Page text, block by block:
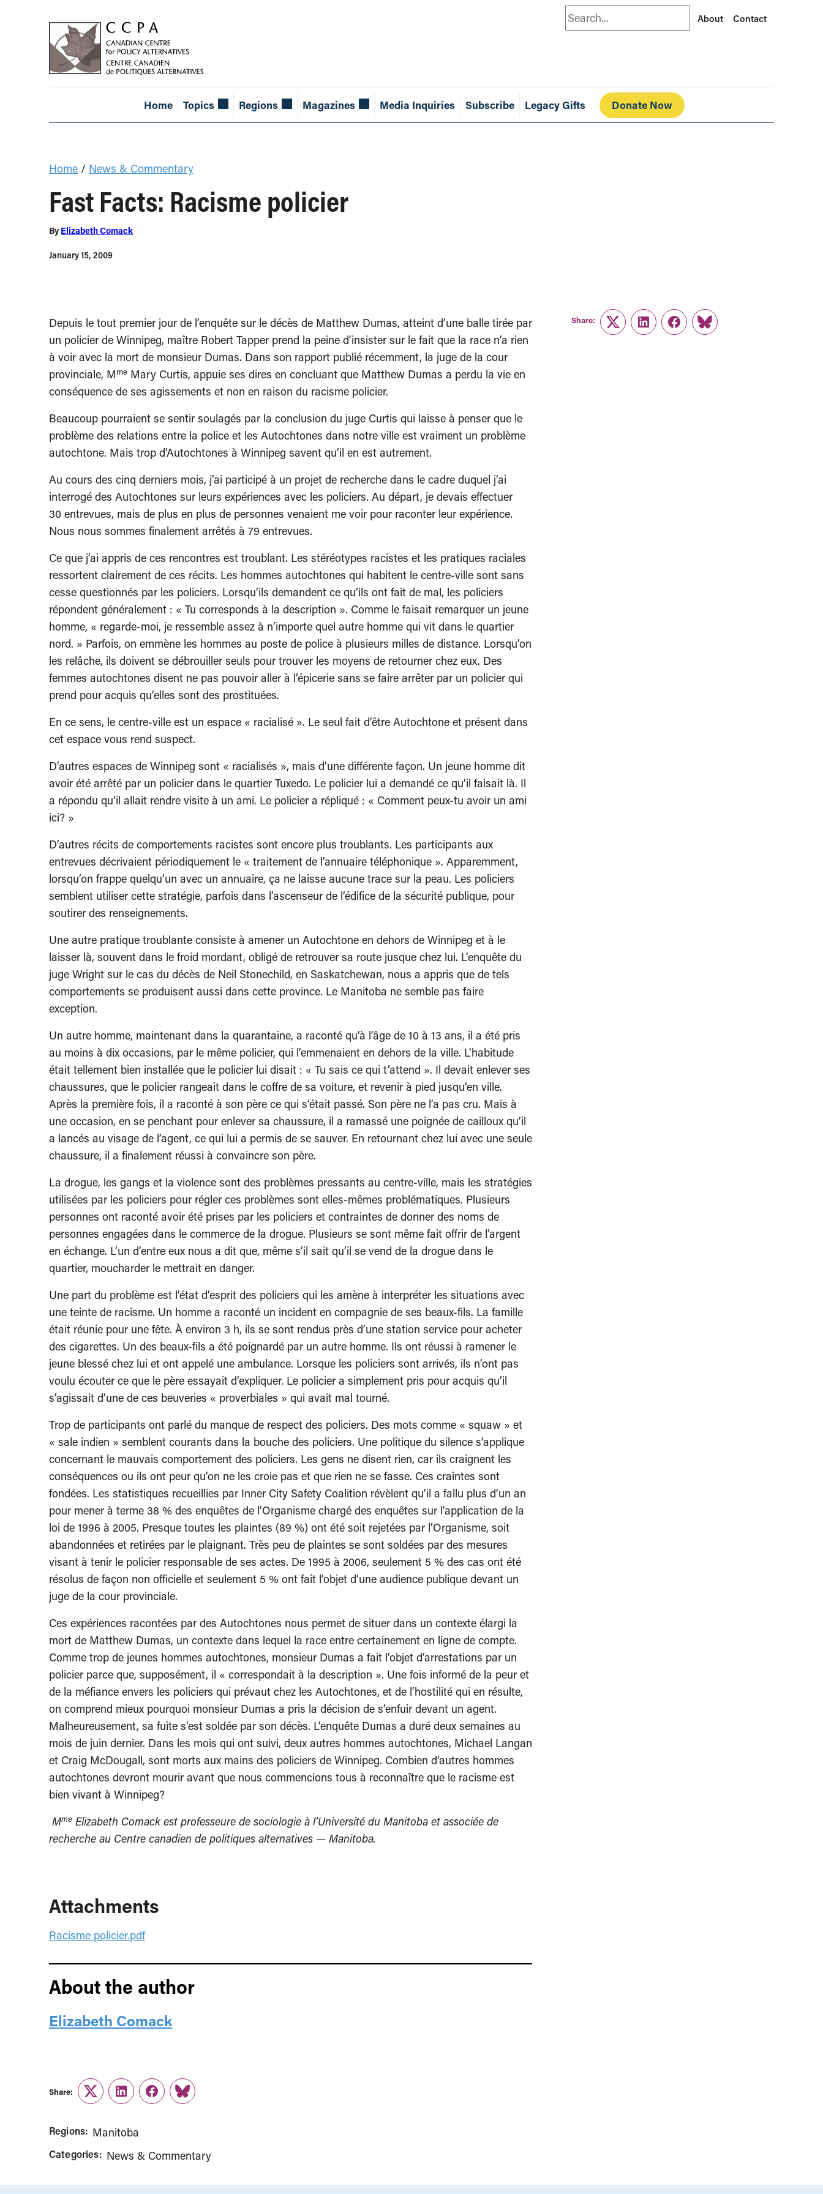
Search About Contact
Home Topics Regions Magazines Media Inquiries Subscribe Legacy Gifts Donate Now
Home / News & Commentary
Fast Facts: Racisme policier
By Elizabeth Comack
January 15, 2009
Depuis le tout premier jour de l’enquête sur le décès de Matthew Dumas, atteint d’une balle tirée par
un policier de Winnipeg, maître Robert Tapper prend la peine d’insister sur le fait que la race n’a rien
à voir avec la mort de monsieur Dumas. Dans son rapport publié récemment, la juge de la cour
provinciale, Mme Mary Curtis, appuie ses dires en concluant que Matthew Dumas a perdu la vie en
conséquence de ses agissements et non en raison du racisme policier.
Beaucoup pourraient se sentir soulagés par la conclusion du juge Curtis qui laisse à penser que le
problème des relations entre la police et les Autochtones dans notre ville est vraiment un problème
autochtone. Mais trop d’Autochtones à Winnipeg savent qu’il en est autrement.
Au cours des cinq derniers mois, j’ai participé à un projet de recherche dans le cadre duquel j’ai
interrogé des Autochtones sur leurs expériences avec les policiers. Au départ, je devais effectuer
30 entrevues, mais de plus en plus de personnes venaient me voir pour raconter leur expérience.
Nous nous sommes finalement arrêtés à 79 entrevues.
Ce que j’ai appris de ces rencontres est troublant. Les stéréotypes racistes et les pratiques raciales
ressortent clairement de ces récits. Les hommes autochtones qui habitent le centre-ville sont sans
cesse questionnés par les policiers. Lorsqu’ils demandent ce qu’ils ont fait de mal, les policiers
répondent généralement : « Tu corresponds à la description ». Comme le faisait remarquer un jeune
homme, « regarde-moi, je ressemble assez à n’importe quel autre homme qui vit dans le quartier
nord. » Parfois, on emmène les hommes au poste de police à plusieurs milles de distance. Lorsqu’on
les relâche, ils doivent se débrouiller seuls pour trouver les moyens de retourner chez eux. Des
femmes autochtones disent ne pas pouvoir aller à l’épicerie sans se faire arrêter par un policier qui
prend pour acquis qu’elles sont des prostituées.
En ce sens, le centre-ville est un espace « racialisé ». Le seul fait d’être Autochtone et présent dans
cet espace vous rend suspect.
D’autres espaces de Winnipeg sont « racialisés », mais d’une différente façon. Un jeune homme dit
avoir été arrêté par un policier dans le quartier Tuxedo. Le policier lui a demandé ce qu’il faisait là. Il
a répondu qu’il allait rendre visite à un ami. Le policier a répliqué : « Comment peux-tu avoir un ami
ici? »
D’autres récits de comportements racistes sont encore plus troublants. Les participants aux
entrevues décrivaient périodiquement le « traitement de l’annuaire téléphonique ». Apparemment,
lorsqu’on frappe quelqu’un avec un annuaire, ça ne laisse aucune trace sur la peau. Les policiers
semblent utiliser cette stratégie, parfois dans l’ascenseur de l’édifice de la sécurité publique, pour
soutirer des renseignements.
Une autre pratique troublante consiste à amener un Autochtone en dehors de Winnipeg et à le
laisser là, souvent dans le froid mordant, obligé de retrouver sa route jusque chez lui. L’enquête du
juge Wright sur le cas du décès de Neil Stonechild, en Saskatchewan, nous a appris que de tels
comportements se produisent aussi dans cette province. Le Manitoba ne semble pas faire
exception.
Un autre homme, maintenant dans la quarantaine, a raconté qu’à l’âge de 10 à 13 ans, il a été pris
au moins à dix occasions, par le même policier, qui l’emmenaient en dehors de la ville. L’habitude
était tellement bien installée que le policier lui disait : « Tu sais ce qui t’attend ». Il devait enlever ses
chaussures, que le policier rangeait dans le coffre de sa voiture, et revenir à pied jusqu’en ville.
Après la première fois, il a raconté à son père ce qui s’était passé. Son père ne l’a pas cru. Mais à
une occasion, en se penchant pour enlever sa chaussure, il a ramassé une poignée de cailloux qu’il
a lancés au visage de l’agent, ce qui lui a permis de se sauver. En retournant chez lui avec une seule
chaussure, il a finalement réussi à convaincre son père.
La drogue, les gangs et la violence sont des problèmes pressants au centre-ville, mais les stratégies
utilisées par les policiers pour régler ces problèmes sont elles-mêmes problématiques. Plusieurs
personnes ont raconté avoir été prises par les policiers et contraintes de donner des noms de
personnes engagées dans le commerce de la drogue. Plusieurs se sont même fait offrir de l’argent
en échange. L’un d’entre eux nous a dit que, même s’il sait qu’il se vend de la drogue dans le
quartier, moucharder le mettrait en danger.
Une part du problème est l’état d’esprit des policiers qui les amène à interpréter les situations avec
une teinte de racisme. Un homme a raconté un incident en compagnie de ses beaux-fils. La famille
était réunie pour une fête. À environ 3 h, ils se sont rendus près d’une station service pour acheter
des cigarettes. Un des beaux-fils a été poignardé par un autre homme. Ils ont réussi à ramener le
jeune blessé chez lui et ont appelé une ambulance. Lorsque les policiers sont arrivés, ils n’ont pas
voulu écouter ce que le père essayait d’expliquer. Le policier a simplement pris pour acquis qu’il
s’agissait d’une de ces beuveries « proverbiales » qui avait mal tourné.
Trop de participants ont parlé du manque de respect des policiers. Des mots comme « squaw » et
« sale indien » semblent courants dans la bouche des policiers. Une politique du silence s’applique
concernant le mauvais comportement des policiers. Les gens ne disent rien, car ils craignent les
conséquences ou ils ont peur qu’on ne les croie pas et que rien ne se fasse. Ces craintes sont
fondées. Les statistiques recueillies par Inner City Safety Coalition révèlent qu’il a fallu plus d’un an
pour mener à terme 38 % des enquêtes de l’Organisme chargé des enquêtes sur l’application de la
loi de 1996 à 2005. Presque toutes les plaintes (89 %) ont été soit rejetées par l’Organisme, soit
abandonnées et retirées par le plaignant. Très peu de plaintes se sont soldées par des mesures
visant à tenir le policier responsable de ses actes. De 1995 à 2006, seulement 5 % des cas ont été
résolus de façon non officielle et seulement 5 % ont fait l’objet d’une audience publique devant un
juge de la cour provinciale.
Ces expériences racontées par des Autochtones nous permet de situer dans un contexte élargi la
mort de Matthew Dumas, un contexte dans lequel la race entre certainement en ligne de compte.
Comme trop de jeunes hommes autochtones, monsieur Dumas a fait l’objet d’arrestations par un
policier parce que, supposément, il « correspondait à la description ». Une fois informé de la peur et
de la méfiance envers les policiers qui prévaut chez les Autochtones, et de l’hostilité qui en résulte,
on comprend mieux pourquoi monsieur Dumas a pris la décision de s’enfuir devant un agent.
Malheureusement, sa fuite s’est soldée par son décès. L’enquête Dumas a duré deux semaines au
mois de juin dernier. Dans les mois qui ont suivi, deux autres hommes autochtones, Michael Langan
et Craig McDougall, sont morts aux mains des policiers de Winnipeg. Combien d’autres hommes
autochtones devront mourir avant que nous commencions tous à reconnaître que le racisme est
bien vivant à Winnipeg?
Mme Elizabeth Comack est professeure de sociologie à l’Université du Manitoba et associée de
recherche au Centre canadien de politiques alternatives — Manitoba.
Attachments
Racisme policier.pdf
About the author
Elizabeth Comack
Share:
TwitterLinkedInFacebook
Link
Share:
TwitterLinkedInFacebook
Link
Regions: Manitoba
Categories: News & Commentary